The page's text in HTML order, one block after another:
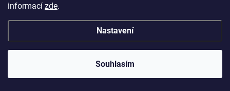
informací zde.
Nastavení
Souhlasím
objem trouby 77 l
zasouvací knoflíky pro nastavení
teploty a způsob ohřevu
dotykové programovatelné hodiny